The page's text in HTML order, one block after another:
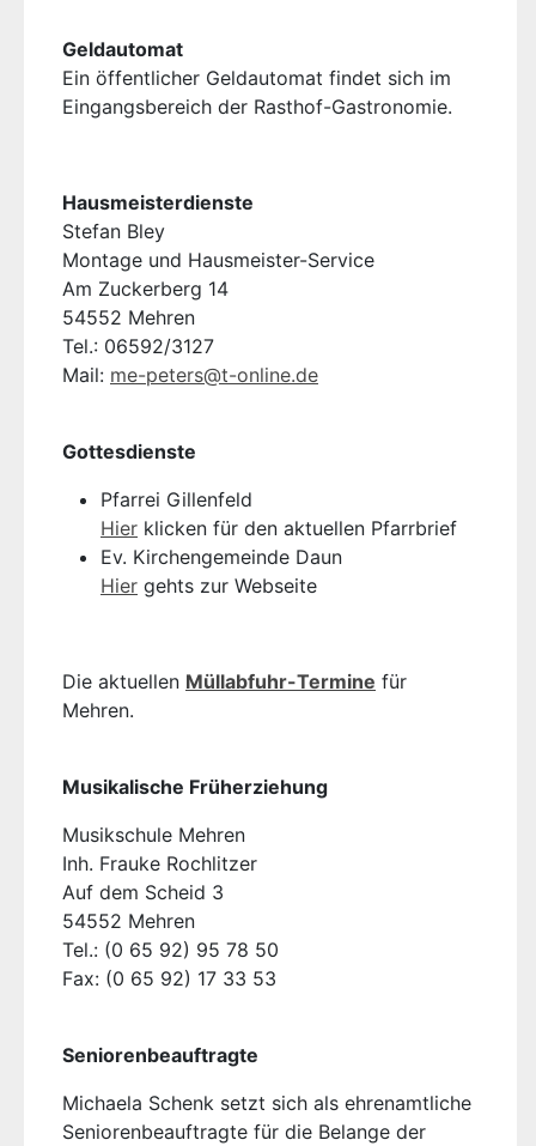
Geldautomat
Ein öffentlicher Geldautomat findet sich im
Eingangsbereich der Rasthof-Gastronomie.
Hausmeisterdienste
Stefan Bley
Montage und Hausmeister-Service
Am Zuckerberg 14
54552 Mehren
Tel.: 06592/3127
Mail: me-peters@t-online.de
Gottesdienste
Pfarrei Gillenfeld
Hier klicken für den aktuellen Pfarrbrief
Ev. Kirchengemeinde Daun
Hier gehts zur Webseite
Die aktuellen Müllabfuhr-Termine für
Mehren.
Musikalische Früherziehung
Musikschule Mehren
Inh. Frauke Rochlitzer
Auf dem Scheid 3
54552 Mehren
Tel.: (0 65 92) 95 78 50
Fax: (0 65 92) 17 33 53
Seniorenbeauftragte
Michaela Schenk setzt sich als ehrenamtliche
Seniorenbeauftragte für die Belange der